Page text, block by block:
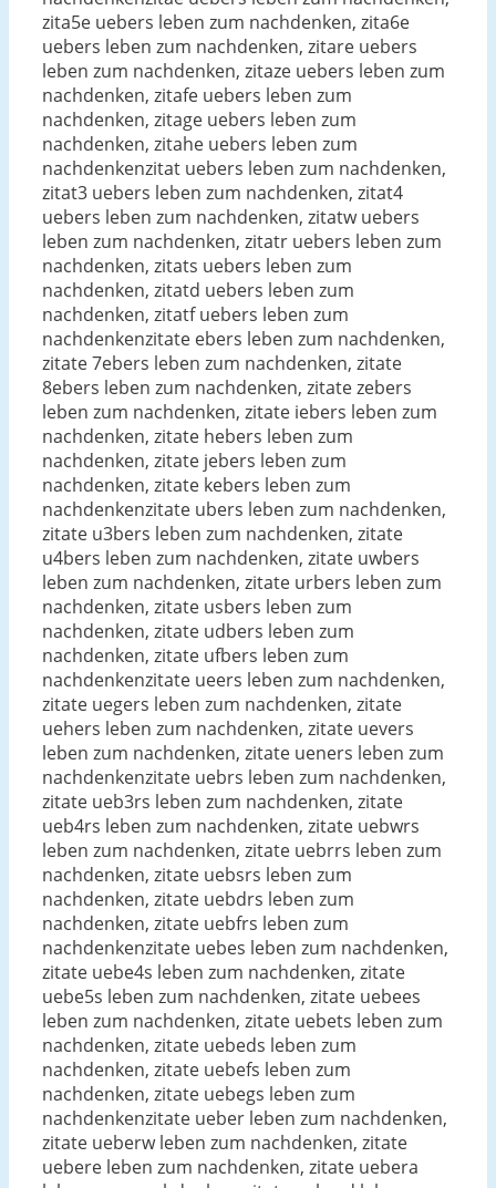
zita5e uebers leben zum nachdenken, zita6e
uebers leben zum nachdenken, zitare uebers
leben zum nachdenken, zitaze uebers leben zum
nachdenken, zitafe uebers leben zum
nachdenken, zitage uebers leben zum
nachdenken, zitahe uebers leben zum
nachdenkenzitat uebers leben zum nachdenken,
zitat3 uebers leben zum nachdenken, zitat4
uebers leben zum nachdenken, zitatw uebers
leben zum nachdenken, zitatr uebers leben zum
nachdenken, zitats uebers leben zum
nachdenken, zitatd uebers leben zum
nachdenken, zitatf uebers leben zum
nachdenkenzitate ebers leben zum nachdenken,
zitate 7ebers leben zum nachdenken, zitate
8ebers leben zum nachdenken, zitate zebers
leben zum nachdenken, zitate iebers leben zum
nachdenken, zitate hebers leben zum
nachdenken, zitate jebers leben zum
nachdenken, zitate kebers leben zum
nachdenkenzitate ubers leben zum nachdenken,
zitate u3bers leben zum nachdenken, zitate
u4bers leben zum nachdenken, zitate uwbers
leben zum nachdenken, zitate urbers leben zum
nachdenken, zitate usbers leben zum
nachdenken, zitate udbers leben zum
nachdenken, zitate ufbers leben zum
nachdenkenzitate ueers leben zum nachdenken,
zitate uegers leben zum nachdenken, zitate
uehers leben zum nachdenken, zitate uevers
leben zum nachdenken, zitate ueners leben zum
nachdenkenzitate uebrs leben zum nachdenken,
zitate ueb3rs leben zum nachdenken, zitate
ueb4rs leben zum nachdenken, zitate uebwrs
leben zum nachdenken, zitate uebrrs leben zum
nachdenken, zitate uebsrs leben zum
nachdenken, zitate uebdrs leben zum
nachdenken, zitate uebfrs leben zum
nachdenkenzitate uebes leben zum nachdenken,
zitate uebe4s leben zum nachdenken, zitate
uebe5s leben zum nachdenken, zitate uebees
leben zum nachdenken, zitate uebets leben zum
nachdenken, zitate uebeds leben zum
nachdenken, zitate uebefs leben zum
nachdenken, zitate uebegs leben zum
nachdenkenzitate ueber leben zum nachdenken,
zitate ueberw leben zum nachdenken, zitate
uebere leben zum nachdenken, zitate uebera